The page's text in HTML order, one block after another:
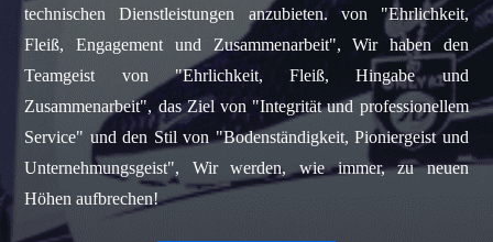
technischen Dienstleistungen anzubieten. von "Ehrlichkeit,
Fleiß, Engagement und Zusammenarbeit", Wir haben den
Teamgeist von "Ehrlichkeit, Fleiß, Hingabe und
Zusammenarbeit", das Ziel von "Integrität und professionellem
Service" und den Stil von "Bodenständigkeit, Pioniergeist und
Unternehmungsgeist", Wir werden, wie immer, zu neuen
Höhen aufbrechen!